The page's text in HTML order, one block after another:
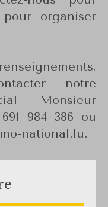
organiser
notre
Monsieur
984 386 ou
national.lu.